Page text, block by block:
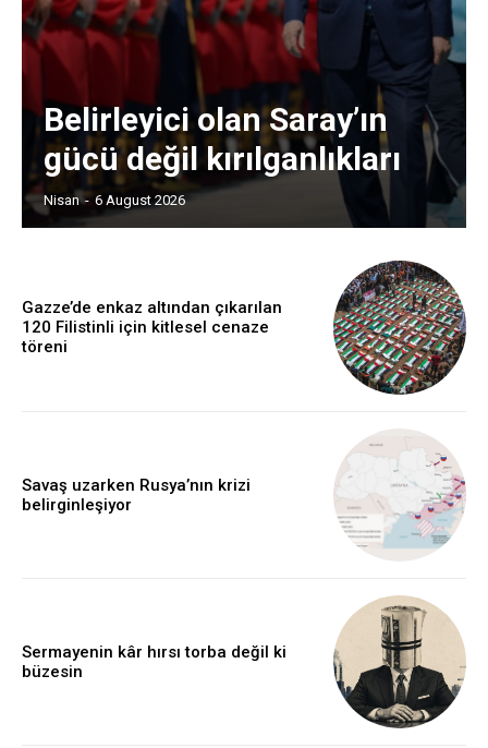
Belirleyici olan Saray’ın
gücü değil kırılganlıkları
Nisan - 6 August 2026
Gazze’de enkaz altından çıkarılan
120 Filistinli için kitlesel cenaze
töreni
Savaş uzarken Rusya’nın krizi
belirginleşiyor
Sermayenin kâr hırsı torba değil ki
büzesin